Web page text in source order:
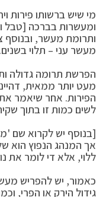
מי שיש ברשותו פירות
ומעשרות בברכה [טבל
ותרומת מעשר, ובנוסף
מעשר עני – תלוי בשנים.
הפרשת תרומה גדולה
מעט יותר ממאית,
הפירות. אחר שיאמר
לשים כמות זו בתוך
[בנוסף יש לקרוא שם
אך המנהג הנפוץ הוא
ללוי, אלא די לומר את
כאמור, יש להפריש
גידול הירק או הפרי,